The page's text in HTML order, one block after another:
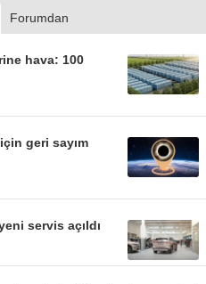
Forumdan
hava: 100
geri sayım
servis açıldı